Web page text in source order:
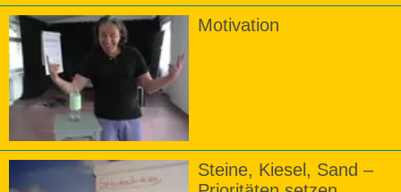
Motivation
Steine, Kiesel, Sand –